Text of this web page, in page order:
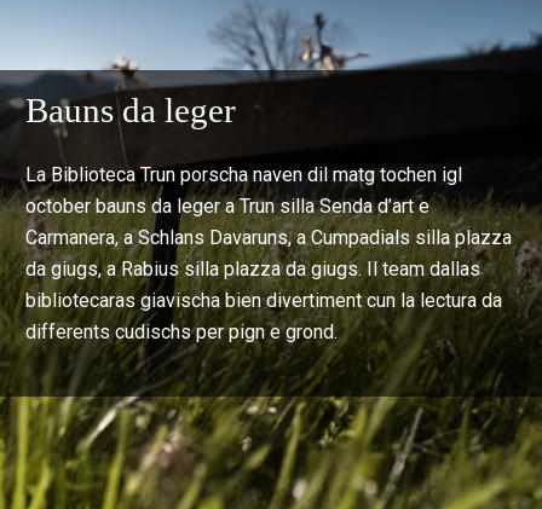
Bauns da leger
La Biblioteca Trun porscha naven dil matg tochen igl
october bauns da leger a Trun silla Senda d’art e
Carmanera, a Schlans Davaruns, a Cumpadials silla plazza
da giugs, a Rabius silla plazza da giugs. Il team dallas
bibliotecaras giavischa bien divertiment cun la lectura da
differents cudischs per pign e grond.